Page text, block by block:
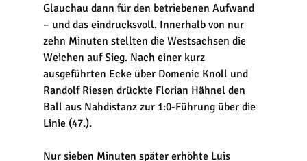
Glauchau dann für den betriebenen Aufwand
– und das eindrucksvoll. Innerhalb von nur
zehn Minuten stellten die Westsachsen die
Weichen auf Sieg. Nach einer kurz
ausgeführten Ecke über Domenic Knoll und
Randolf Riesen drückte Florian Hähnel den
Ball aus Nahdistanz zur 1:0-Führung über die
Linie (47.).
Nur sieben Minuten später erhöhte Luis